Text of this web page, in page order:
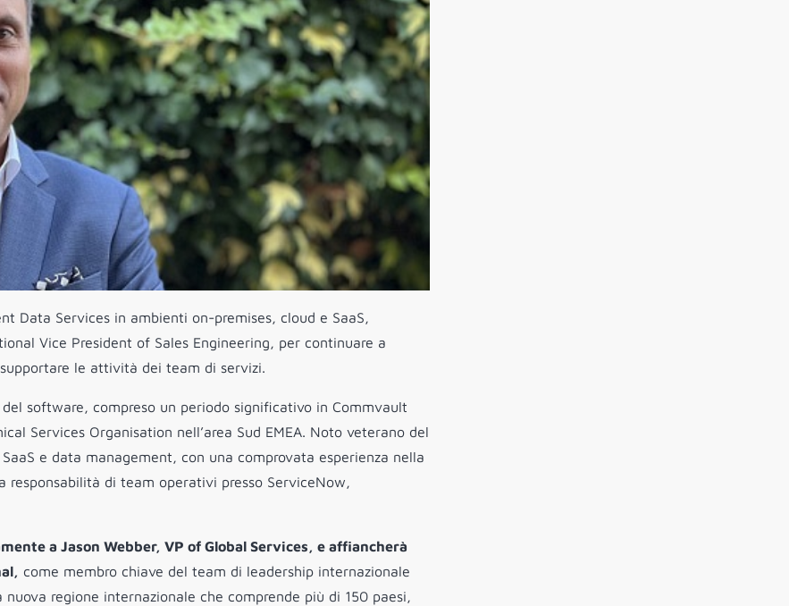
Data Services in ambienti on-premises, cloud e SaaS,
Vice President of Sales Engineering, per continuare a
le attività dei team di servizi.
software, compreso un periodo significativo in Commvault
Services Organisation nell’area Sud EMEA. Noto veterano del
e data management, con una comprovata esperienza nella
responsabilità di team operativi presso ServiceNow,
a Jason Webber, VP of Global Services, e affiancherà
come membro chiave del team di leadership internazionale
regione internazionale che comprende più di 150 paesi,